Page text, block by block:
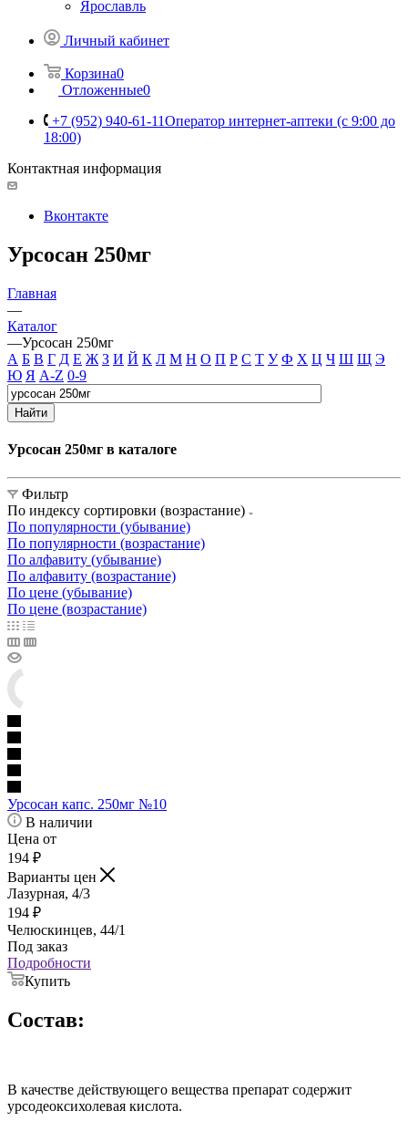
Ярославль
Личный кабинет
Корзина0
Отложенные0
+7 (952) 940-61-11Оператор интернет-аптеки (с 9:00 до
18:00)
Контактная информация
Вконтакте
Урсосан 250мг
Главная
—
Каталог
—Урсосан 250мг
А Б В Г Д Е Ж З И Й К Л М Н О П Р С Т У Ф Х Ц Ч Ш Щ Э
Ю Я A-Z 0-9
Найти
Урсосан 250мг в каталоге
Фильтр
По индексу сортировки (возрастание)
По популярности (убывание)
По популярности (возрастание)
По алфавиту (убывание)
По алфавиту (возрастание)
По цене (убывание)
По цене (возрастание)
Урсосан капс. 250мг №10
В наличии
Цена от
194 ₽
Варианты цен
Лазурная, 4/3
194 ₽
Челюскинцев, 44/1
Под заказ
Подробности
Купить
Состав:
В качестве действующего вещества препарат содержит
урсодеоксихолевая кислота.